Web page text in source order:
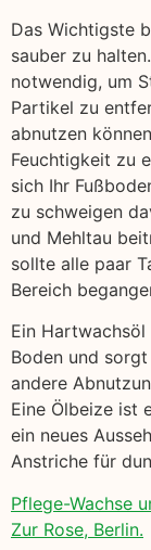
Das Wichtigste
sauber zu
notwendig, um
Partikel zu
abnutzen
Feuchtigkeit zu
sich Ihr
zu schweigen
und Mehltau
sollte alle paar
Bereich
Ein
Boden und
andere
Eine Ölbeize ist
ein neues
Anstriche für
Pflege-Wachse
Zur Rose, Berlin.